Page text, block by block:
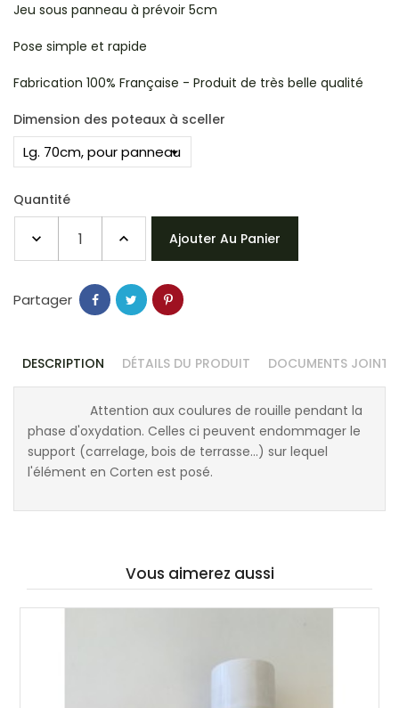
Jeu sous panneau à prévoir 5cm
Pose simple et rapide
Fabrication 100% Française - Produit de très belle qualité
Dimension des poteaux à sceller
Quantité
Ajouter Au Panier
Partager
DESCRIPTION DÉTAILS DU PRODUIT DOCUMENTS JOINTS
Attention aux coulures de rouille pendant la
phase d'oxydation. Celles ci peuvent endommager le
support (carrelage, bois de terrasse...) sur lequel
l'élément en Corten est posé.
Vous aimerez aussi